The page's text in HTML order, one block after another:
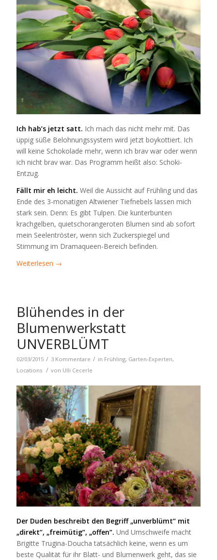
Ich hab’s jetzt satt. Ich mach das nicht mehr mit. Das
üppig süße Belohnungssystem wird jetzt boykottiert. Ich
will keine Schokolade mehr, wenn ich brav war oder wenn
ich nicht brav war. Das Programm heißt also: Schoki-
Entzug.
Fällt mir eh leicht. Weil die Aussicht auf Frühling und das
Ende des 3-monatigen Altwiener Tiefnebels lassen mich
stark sein. Denn: Es gibt Tulpen. Die kunterbunten
krachgelben, quietschorangeroten Blumen sind ab sofort
mein Seelentröster, wenn sich Zuckerspiegel und
Stimmung im Dramaqueen-Bereich befinden.
Weiterlesen →
Blühendes in der
Blumenwerkstatt
UNVERBLÜMT
02/03/2015 / 3 Kommentare / in Frühling, Garten-Experten,
Locations / von Ulli Cecerle
Der Duden beschreibt den Begriff „unverblümt“ mit
„direkt“, „freimütig“, „offen“. Und Umschweife macht
Brigitte Trugina-Doucha tatsächlich keine, wenn es um
beste Qualität für ihr Blatt- und Blumenwerk geht, das sie